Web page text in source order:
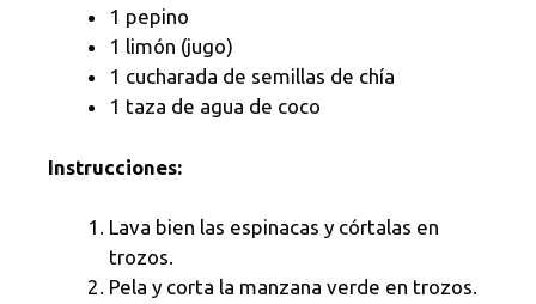
1 pepino
1 limón (jugo)
1 cucharada de semillas de chía
1 taza de agua de coco
Instrucciones:
Lava bien las espinacas y córtalas en
trozos.
Pela y corta la manzana verde en trozos.